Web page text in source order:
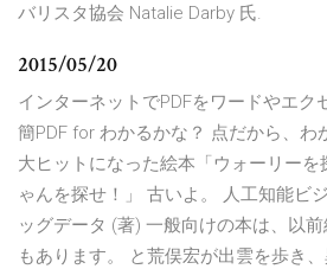
バリスタ協会 Natalie Darby 氏.
2015/05/20
インターネットでPDFをワードやエク
簡PDF for わかるかな？ 点だから、わ
大ヒットになった絵本「ウォーリーを
ゃんを探せ！」 古いよ。 人工知能ビ
ッグデータ (著) 一般向けの本は、以
もあります。 と荒俣宏が出雲を歩き